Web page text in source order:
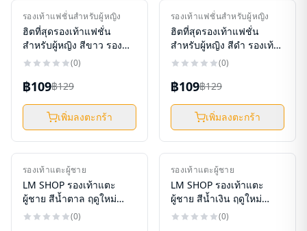
ใหม่
-16%
รองเท้าแฟชั่นสำหรับผู้หญิง
ฮิตที่สุดรองเท้าแฟชั่น
สำหรับผู้หญิง สีขาว รอง
เท้าคัชชูแฟชั่น รุ่นนี้มาใน
ราคาก็เบ๊าเบา
(0)
฿109฿129
เพิ่มลงตะกร้า
ใหม่
-16%
รองเท้าแฟชั่นสำหรับผู้หญิง
ฮิตที่สุดรองเท้าแฟชั่น
สำหรับผู้หญิง สีดำ รองเท้า
คัชชูแฟชั่น รุ่นนี้มาในทรง
คาก็เบ๊าเบา (รับ6,700แต้ม)
(0)
฿109฿129
เพิ่มลงตะกร้า
ใหม่
-36 %
รองเท้าแตะผู้ชาย
LM SHOP รองเท้าแตะ
ผู้ชาย สีน้ำตาล ฤดูใหม่
รองเท้าแตะ รองเท้าแตะ
(0)
ใหม่
-36 %
รองเท้าแตะผู้ชาย
LM SHOP รองเท้าแตะ
ผู้ชาย สีน้ำเงิน ฤดูใหม่
รองเท้าแตะ รองเท้าแตะ
(0)